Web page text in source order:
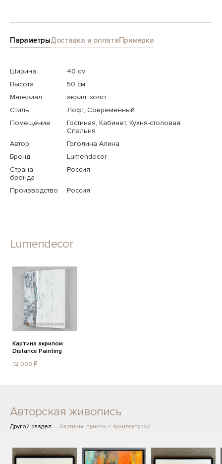
ПараметрыДоставка и оплатаПримерка
Ширина
40 см
Высота
50 см
Материал
акрил, холст
Стиль
Лофт, Современный
Помещение
Гостиная, Кабинет, Кухня-столовая,
Спальня
Автор
Гоголина Алина
Бренд
Lumendecor
Страна
бренда
Россия
Производство Россия
Lumendecor
Картина акрилом
Distance Painting
12 000 ₽
Авторская живопись
Другой раздел — Картины, принты с архитектурой